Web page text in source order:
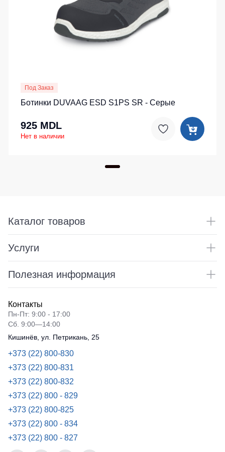
Под Заказ
Ботинки DUVAAG ESD S1PS SR - Серые
925 MDL
Нет в наличии
Каталог товаров
Услуги
Полезная информация
Контакты
Пн-Пт: 9:00 - 17:00
Сб. 9:00—14:00
Кишинёв, ул. Петрикань, 25
+373 (22) 800-830
+373 (22) 800-831
+373 (22) 800-832
+373 (22) 800 - 829
+373 (22) 800-825
+373 (22) 800 - 834
+373 (22) 800 - 827